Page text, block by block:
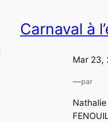
Carnaval à
Mar 23,
—par
Nathalie